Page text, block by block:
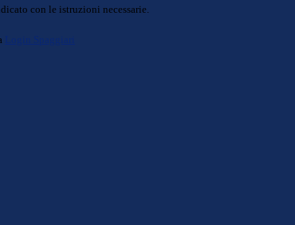
con le istruzioni necessarie.
Login Spaggiari